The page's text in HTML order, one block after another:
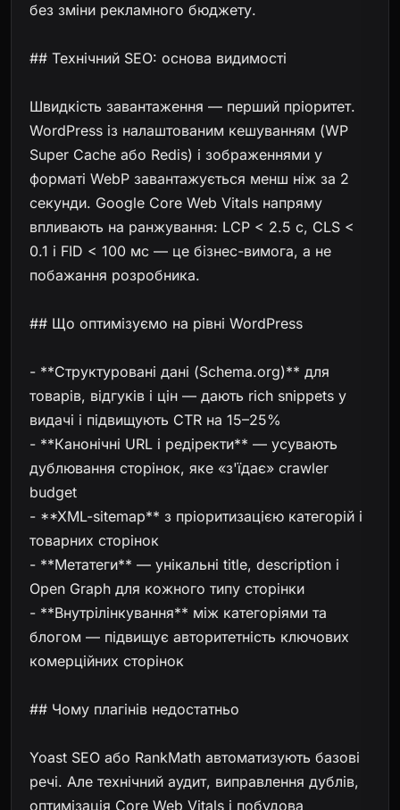
без зміни рекламного бюджету.
## Технічний SEO: основа видимості
Швидкість завантаження — перший пріоритет.
WordPress із налаштованим кешуванням (WP
Super Cache або Redis) і зображеннями у
форматі WebP завантажується менш ніж за 2
секунди. Google Core Web Vitals напряму
впливають на ранжування: LCP < 2.5 с, CLS <
0.1 і FID < 100 мс — це бізнес-вимога, а не
побажання розробника.
## Що оптимізуємо на рівні WordPress
- **Структуровані дані (Schema.org)** для
товарів, відгуків і цін — дають rich snippets у
видачі і підвищують CTR на 15–25%
- **Канонічні URL і редіректи** — усувають
дублювання сторінок, яке «з'їдає» crawler
budget
- **XML-sitemap** з пріоритизацією категорій і
товарних сторінок
- **Метатеги** — унікальні title, description і
Open Graph для кожного типу сторінки
- **Внутрілінкування** між категоріями та
блогом — підвищує авторитетність ключових
комерційних сторінок
## Чому плагінів недостатньо
Yoast SEO або RankMath автоматизують базові
речі. Але технічний аудит, виправлення дублів,
оптимізація Core Web Vitals і побудова